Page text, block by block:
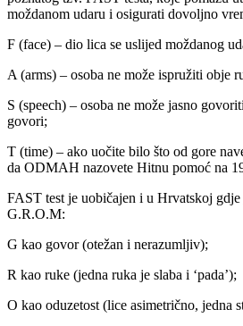
moždanom udaru i osigurati dovoljno
F (face) – dio lica se uslijed moždanog
A (arms) – osoba ne može ispružiti obje
S (speech) – osoba ne može jasno
govori;
T (time) – ako uočite bilo što od gore
da ODMAH nazovete Hitnu pomoć na
FAST test je uobičajen i u Hrvatskoj
G.R.O.M:
G kao govor (otežan i nerazumljiv);
R kao ruke (jedna ruka je slaba i ‘pada’);
O kao oduzetost (lice asimetrično, jedna